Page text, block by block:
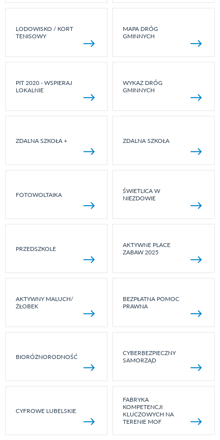
LODOWISKO / KORT
TENISOWY
MAPA DRÓG
GMINNYCH
PIT 2020 - WSPIERAJ
LOKALNIE
WYKAZ DRÓG
GMINNYCH
ZDALNA SZKOŁA + ZDALNA SZKOŁA
FOTOWOLTAIKA
ŚWIETLICA W
NIEZDOWIE
PRZEDSZKOLE
AKTYWNE PLACE
ZABAW 2025
AKTYWNY MALUCH/
ŻŁOBEK
BEZPŁATNA POMOC
PRAWNA
BIORÓŻNORODNOŚĆ
CYBERBEZPIECZNY
SAMORZĄD
CYFROWE LUBELSKIE
FABRYKA
KOMPETENCJI
KLUCZOWYCH NA
TERENIE MOF